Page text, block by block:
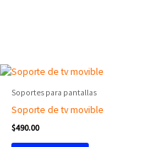
Soportes para pantallas
Soporte de tv movible
$490.00